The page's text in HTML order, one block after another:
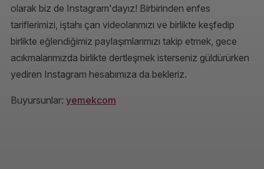
olarak biz de Instagram'dayız! Birbirinden enfes
tariflerimizi, iştahı çan videolarımızı ve birlikte keşfedip
birlikte eğlendiğimiz paylaşımlarımızı takip etmek, gece
acıkmalarımızda birlikte dertleşmek isterseniz güldürürken
yediren Instagram hesabımıza da bekleriz.
Buyursunlar: yemekcom